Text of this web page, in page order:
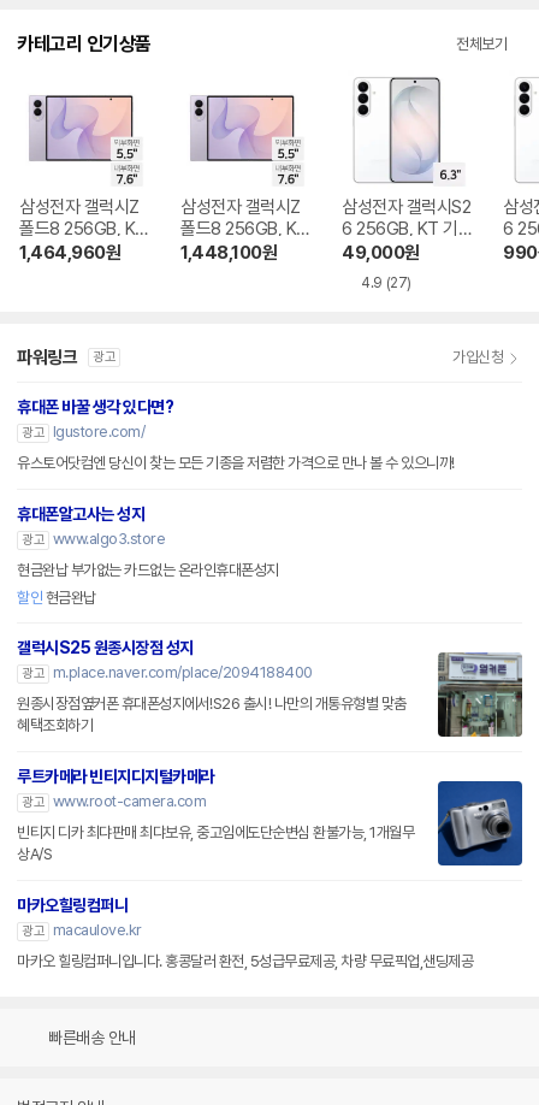
다.
카테고리 인기상품 전체보기
삼성전자 갤럭시Z
폴드8 256GB, KT
기기변경 완납
1,464,960원
삼성전자 갤럭시Z
폴드8 256GB, KT
번호이동 완납
1,448,100원
삼성전자 갤럭시S2
6 256GB, KT 기기
변경 완납
49,000원
4.9 (27)
삼성
6
이동
990
파워링크 광고 가입신청
휴대폰 바꿀 생각 있다면?
광고
lgustore.com/
유스토어닷컴엔 당신이 찾는 모든 기종을 저렴한 가격으로 만나 볼 수 있으니까!
휴대폰알고사는 성지
광고 www.algo3.store
현금완납 부가없는 카드없는 온라인휴대폰성지
할인 현금완납
갤럭시S25 원종시장점 성지
광고
m.place.naver.com/place/2094188400
원종시장점옆커폰 휴대폰성지에서!S26 출시! 나만의 개통유형별 맞춤
혜택조회하기
루트카메라 빈티지디지털카메라
광고 www.root-camera.com
빈티지 디카 최댜판매 최댜보유, 중고임에도단순변심 환불가능, 1개월무
상A/S
마카오힐링컴퍼니
광고
macaulove.kr
마카오 힐링컴퍼니입니다. 홍콩달러 환전, 5성급무료제공, 차량 무료픽업,샌딩제공
빠른배송 안내